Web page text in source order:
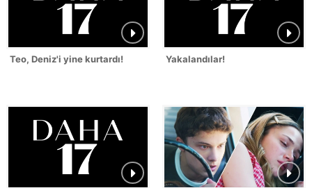
Teo, Deniz'i yine kurtardı! Yakalandılar!